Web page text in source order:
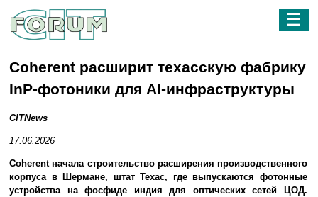
☰
Coherent расширит техасскую фабрику
InP-фотоники для AI-инфраструктуры
CITNews
17.06.2026
Coherent начала строительство расширения производственного
корпуса в Шермане, штат Техас, где выпускаются фотонные
устройства на фосфиде индия для оптических сетей ЦОД.